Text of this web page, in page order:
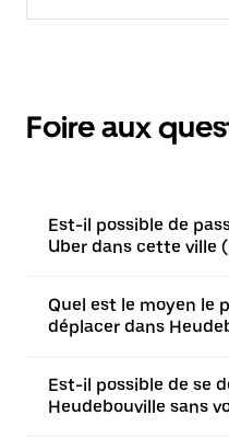
Foire aux
Est-il possible de
Uber dans cette ville
Quel est le moyen le
déplacer dans
Est-il possible de se
Heudebouville sans